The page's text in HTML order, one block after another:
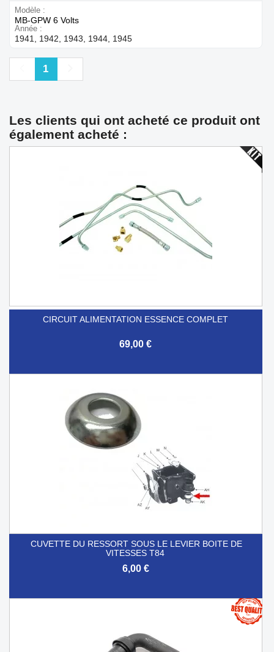
Modèle
MB-GPW 6 Volts
Année
1941, 1942, 1943, 1944, 1945
Précédent
1
Les clients qui ont acheté ce produit ont
également acheté :
CIRCUIT ALIMENTATION ESSENCE COMPLET
69,00 €
CUVETTE DU RESSORT SOUS LE LEVIER BOITE DE
VITESSES T84
6,00 €